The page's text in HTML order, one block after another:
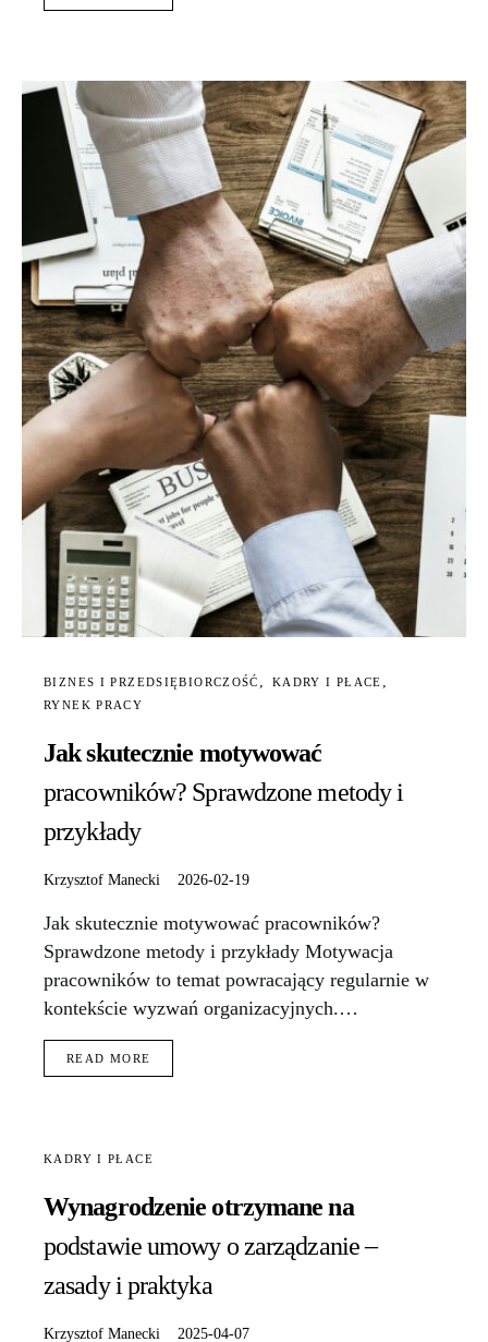
BIZNES I PRZEDSIĘBIORCZOŚĆ
KADRY I PŁACE
RYNEK PRACY
Jak skutecznie motywować
pracowników? Sprawdzone metody i
przykłady
Krzysztof Manecki 2026-02-19
Jak skutecznie motywować pracowników?
Sprawdzone metody i przykłady Motywacja
pracowników to temat powracający regularnie w
kontekście wyzwań organizacyjnych.…
READ MORE
KADRY I PŁACE
Wynagrodzenie otrzymane na
podstawie umowy o zarządzanie –
zasady i praktyka
Krzysztof Manecki 2025-04-07